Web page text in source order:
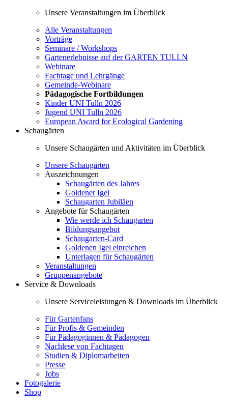
Unsere Veranstaltungen im Überblick
Alle Veranstaltungen
Vorträge
Seminare / Workshops
Gartenerlebnisse auf der GARTEN TULLN
Webinare
Fachtage und Lehrgänge
Gemeinde-Webinare
Pädagogische Fortbildungen
Kinder UNI Tulln 2026
Jugend UNI Tulln 2026
European Award for Ecological Gardening
Schaugärten
Unsere Schaugärten und Aktivitäten im Überblick
Unsere Schaugärten
Auszeichnungen
Schaugärten des Jahres
Goldener Igel
Schaugarten Jubiläen
Angebote für Schaugärten
Wie werde ich Schaugarten
Bildungsangebot
Schaugarten-Card
Goldenen Igel einreichen
Unterlagen für Schaugärten
Veranstaltungen
Gruppenangebote
Service & Downloads
Unsere Serviceleistungen & Downloads im Überblick
Für Gartenfans
Für Profis & Gemeinden
Für Pädagoginnen & Pädagogen
Nachlese von Fachtagen
Studien & Diplomarbeiten
Presse
Jobs
Fotogalerie
Shop